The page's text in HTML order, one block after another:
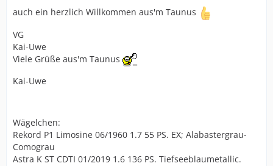
auch ein herzlich Willkommen aus'm Taunus
VG
Kai-Uwe
Viele Grüße aus'm Taunus
Kai-Uwe
Wägelchen:
Rekord P1 Limosine 06/1960 1.7 55 PS. EX; Alabastergrau-
Comograu
Astra K ST CDTI 01/2019 1.6 136 PS. Tiefseeblaumetallic.